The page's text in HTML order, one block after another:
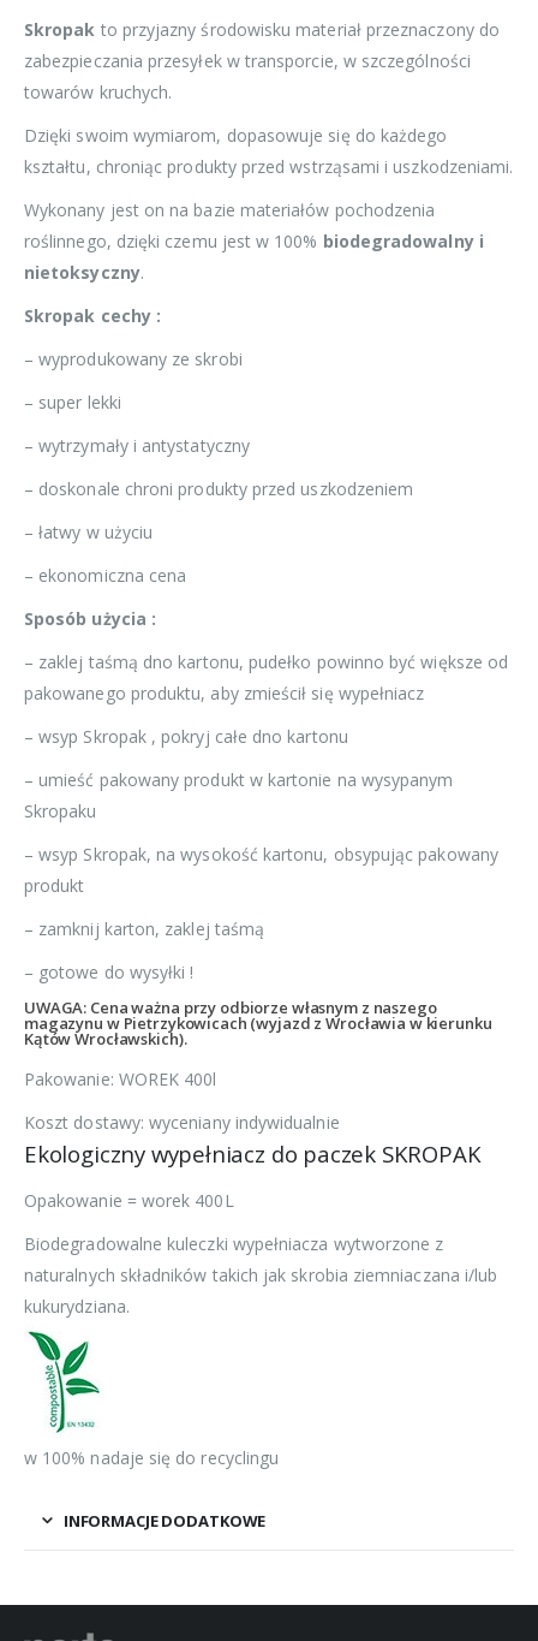
Skropak to przyjazny środowisku materiał przeznaczony do
zabezpieczania przesyłek w transporcie, w szczególności
towarów kruchych.
Dzięki swoim wymiarom, dopasowuje się do każdego
kształtu, chroniąc produkty przed wstrząsami i uszkodzeniami.
Wykonany jest on na bazie materiałów pochodzenia
roślinnego, dzięki czemu jest w 100% biodegradowalny i
nietoksyczny.
Skropak cechy :
– wyprodukowany ze skrobi
– super lekki
– wytrzymały i antystatyczny
– doskonale chroni produkty przed uszkodzeniem
– łatwy w użyciu
– ekonomiczna cena
Sposób użycia :
– zaklej taśmą dno kartonu, pudełko powinno być większe od
pakowanego produktu, aby zmieścił się wypełniacz
– wsyp Skropak , pokryj całe dno kartonu
– umieść pakowany produkt w kartonie na wysypanym
Skropaku
– wsyp Skropak, na wysokość kartonu, obsypując pakowany
produkt
– zamknij karton, zaklej taśmą
– gotowe do wysyłki !
UWAGA: Cena ważna przy odbiorze własnym z naszego
magazynu w Pietrzykowicach (wyjazd z Wrocławia w kierunku
Kątów Wrocławskich).
Pakowanie: WOREK 400l
Koszt dostawy: wyceniany indywidualnie
Ekologiczny wypełniacz do paczek SKROPAK
Opakowanie = worek 400L
Biodegradowalne kuleczki wypełniacza wytworzone z
naturalnych składników takich jak skrobia ziemniaczana i/lub
kukurydziana.
w 100% nadaje się do recyclingu
INFORMACJE DODATKOWE